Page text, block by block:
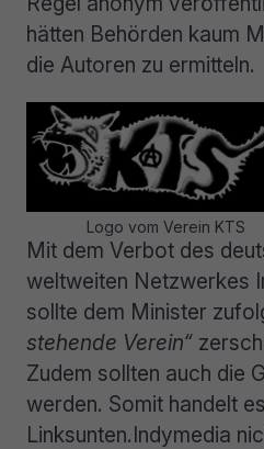
hätten Behörden kaum
die Autoren zu ermitteln.
Logo vom Verein KTS
Mit dem Verbot des
weltweiten Netzwerkes
sollte dem Minister
stehende Verein“
Zudem sollten auch die
werden. Somit handelt
Linksunten.Indymedia